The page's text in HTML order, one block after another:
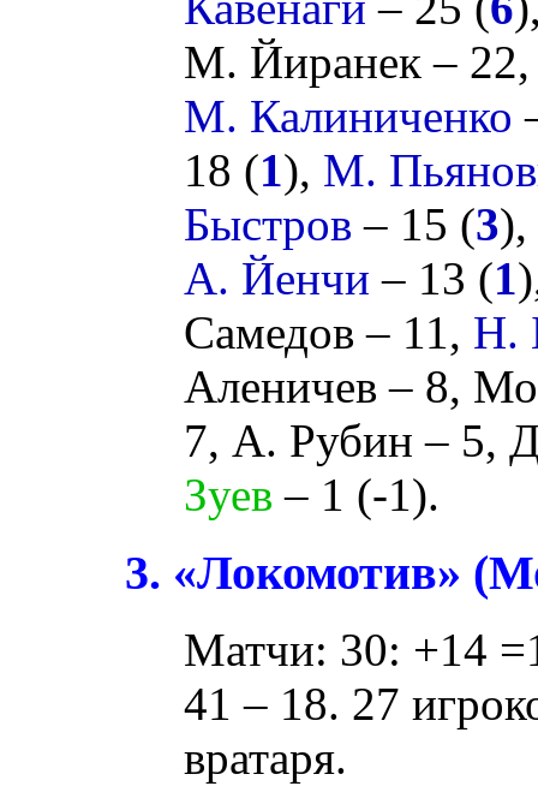
М. Йиранек –
М. Калиниченко
18 (1), М.
Быстров – 15 (3),
А. Йенчи – 13 (1
Самедов – 11, Н.
Аленичев – 8,
7, А. Рубин – 5,
Зуев – 1 (-1).
3. «Локомотив»
Матчи: 30: +14
41 – 18. 27
вратаря.